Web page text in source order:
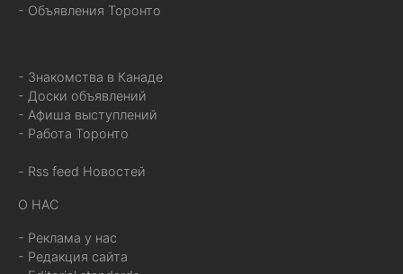
- Объявления Торонто
- Знакомства в Канаде
- Доски объявлений
- Афиша выступлений
- Работа Торонто
- Rss feed Новостей
О НАС
- Реклама у нас
- Редакция сайта